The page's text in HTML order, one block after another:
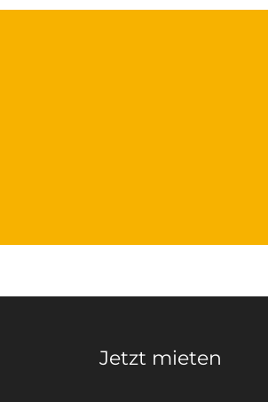
Jetzt mieten